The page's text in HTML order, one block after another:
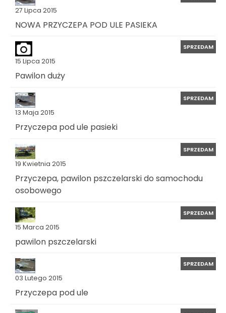
27 Lipca 2015
NOWA PRZYCZEPA POD ULE PASIEKA
15 Lipca 2015
SPRZEDAM
Pawilon duży
13 Maja 2015
SPRZEDAM
Przyczepa pod ule pasieki
19 Kwietnia 2015
SPRZEDAM
Przyczepa, pawilon pszczelarski do samochodu
osobowego
15 Marca 2015
SPRZEDAM
pawilon pszczelarski
03 Lutego 2015
SPRZEDAM
Przyczepa pod ule